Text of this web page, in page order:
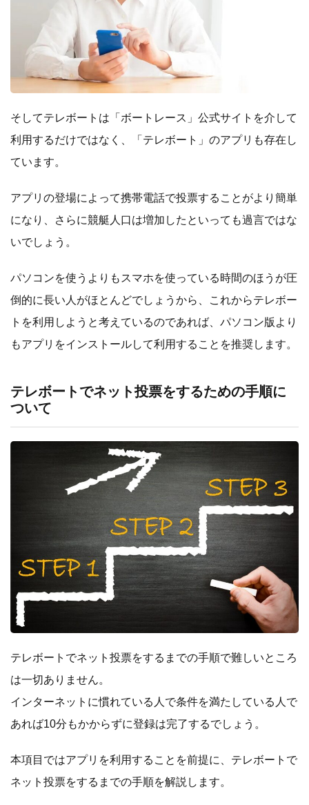
そしてテレボートは「ボートレース」公式サイトを介して
利用するだけではなく、「テレボート」のアプリも存在し
ています。
アプリの登場によって携帯電話で投票することがより簡単
になり、さらに競艇人口は増加したといっても過言ではな
いでしょう。
パソコンを使うよりもスマホを使っている時間のほうが圧
倒的に長い人がほとんどでしょうから、これからテレボー
トを利用しようと考えているのであれば、パソコン版より
もアプリをインストールして利用することを推奨します。
テレボートでネット投票をするための手順に
ついて
テレボートでネット投票をするまでの手順で難しいところ
は一切ありません。
インターネットに慣れている人で条件を満たしている人で
あれば10分もかからずに登録は完了するでしょう。
本項目ではアプリを利用することを前提に、テレボートで
ネット投票をするまでの手順を解説します。